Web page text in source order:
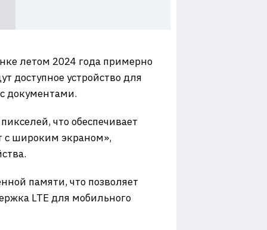
летом 2024 года примерно
доступное устройство для
документами.
что обеспечивает
с широким экраном»,
памяти, что позволяет
LTE для мобильного